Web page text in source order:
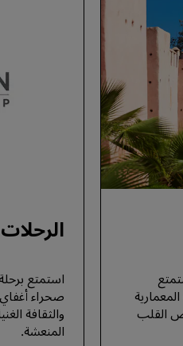
القلب
استمتع
صحراء
والثقافة
المنعشة.